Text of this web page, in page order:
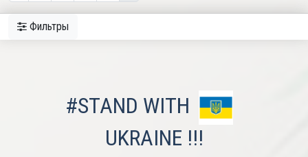
Фильтры
#STAND WITH
UKRAINE !!!